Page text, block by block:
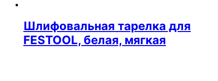
Шлифовальная тарелка для
FESTOOL, белая, мягкая